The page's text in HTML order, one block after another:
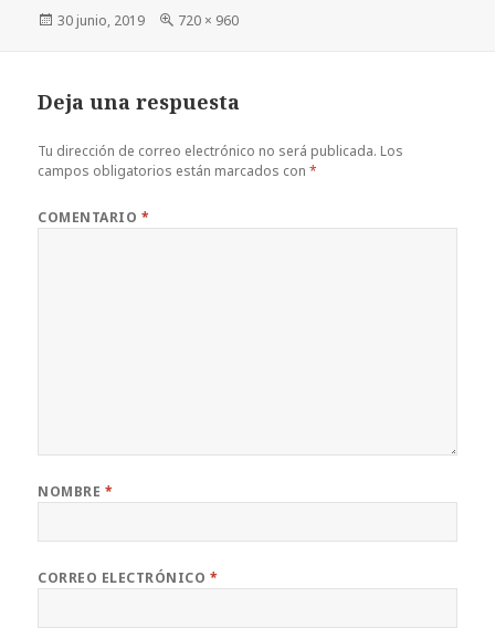
Publicado
30 junio, 2019
Tamaño
720 × 960
Deja una respuesta
Tu dirección de correo electrónico no será publicada. Los
campos obligatorios están marcados con*
COMENTARIO *
NOMBRE *
CORREO ELECTRÓNICO *